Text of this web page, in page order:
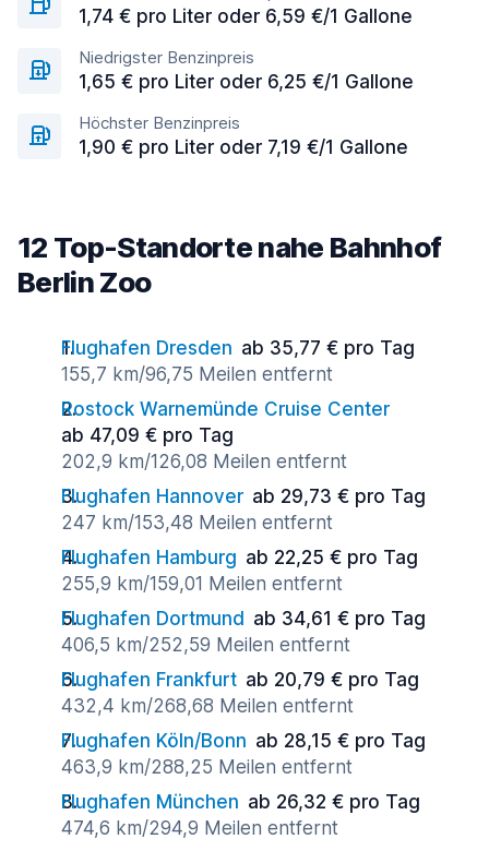
1,74 € pro Liter oder 6,59 €/1 Gallone
Niedrigster Benzinpreis
1,65 € pro Liter oder 6,25 €/1 Gallone
Höchster Benzinpreis
1,90 € pro Liter oder 7,19 €/1 Gallone
12 Top-Standorte nahe Bahnhof
Berlin Zoo
Flughafen Dresden ab 35,77 € pro Tag
155,7 km/96,75 Meilen entfernt
Rostock Warnemünde Cruise Center
ab 47,09 € pro Tag
202,9 km/126,08 Meilen entfernt
Flughafen Hannover ab 29,73 € pro Tag
247 km/153,48 Meilen entfernt
Flughafen Hamburg ab 22,25 € pro Tag
255,9 km/159,01 Meilen entfernt
Flughafen Dortmund ab 34,61 € pro Tag
406,5 km/252,59 Meilen entfernt
Flughafen Frankfurt ab 20,79 € pro Tag
432,4 km/268,68 Meilen entfernt
Flughafen Köln/Bonn ab 28,15 € pro Tag
463,9 km/288,25 Meilen entfernt
Flughafen München ab 26,32 € pro Tag
474,6 km/294,9 Meilen entfernt